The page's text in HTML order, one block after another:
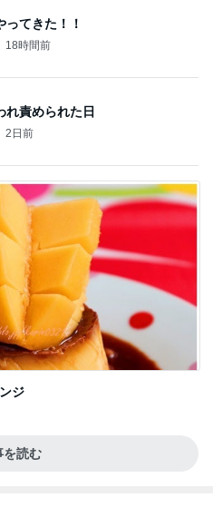
てきた！！
18時間前
れ責められた日
2日前
ジ
を読む